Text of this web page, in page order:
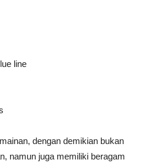
line
dengan demikian bukan
namun juga memiliki beragam